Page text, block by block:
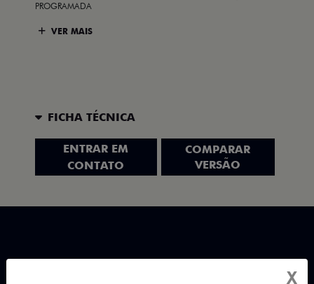
PROGRAMADA
VER MAIS
FICHA TÉCNICA
ENTRAR EM
CONTATO
COMPARAR
VERSÃO
X